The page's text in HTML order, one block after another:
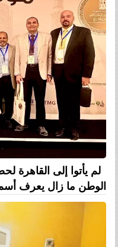
لم يأتوا إلى القاهرة
الوطن ما زال يعرف